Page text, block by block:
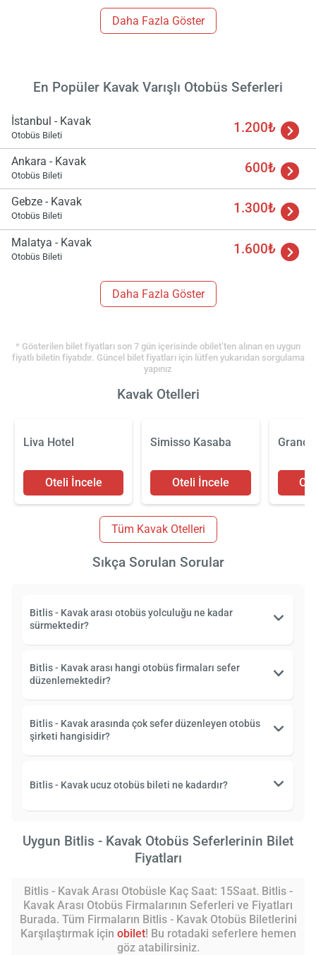
Daha Fazla Göster
En Popüler Kavak Varışlı Otobüs Seferleri
İstanbul - Kavak
Otobüs Bileti 1.200₺
Ankara - Kavak
Otobüs Bileti 600₺
Gebze - Kavak
Otobüs Bileti 1.300₺
Malatya - Kavak
Otobüs Bileti 1.600₺
Daha Fazla Göster
* Gösterilen bilet fiyatları son 7 gün içerisinde obilet’ten alınan en uygun
fiyatlı biletin fiyatıdır. Güncel bilet fiyatları için lütfen yukarıdan sorgulama
yapınız
Kavak Otelleri
Liva Hotel
Oteli İncele
Simisso Kasaba
Oteli İncele
Grand
Tüm Kavak Otelleri
Sıkça Sorulan Sorular
Bitlis - Kavak arası otobüs yolculuğu ne kadar
sürmektedir?
Bitlis - Kavak arası hangi otobüs firmaları sefer
düzenlemektedir?
Bitlis - Kavak arasında çok sefer düzenleyen otobüs
şirketi hangisidir?
Bitlis - Kavak ucuz otobüs bileti ne kadardır?
Uygun Bitlis - Kavak Otobüs Seferlerinin Bilet
Fiyatları
Bitlis - Kavak Arası Otobüsle Kaç Saat: 15Saat. Bitlis -
Kavak Arası Otobüs Firmalarının Seferleri ve Fiyatları
Burada. Tüm Firmaların Bitlis - Kavak Otobüs Biletlerini
Karşılaştırmak için obilet! Bu rotadaki seferlere hemen
göz atabilirsiniz.